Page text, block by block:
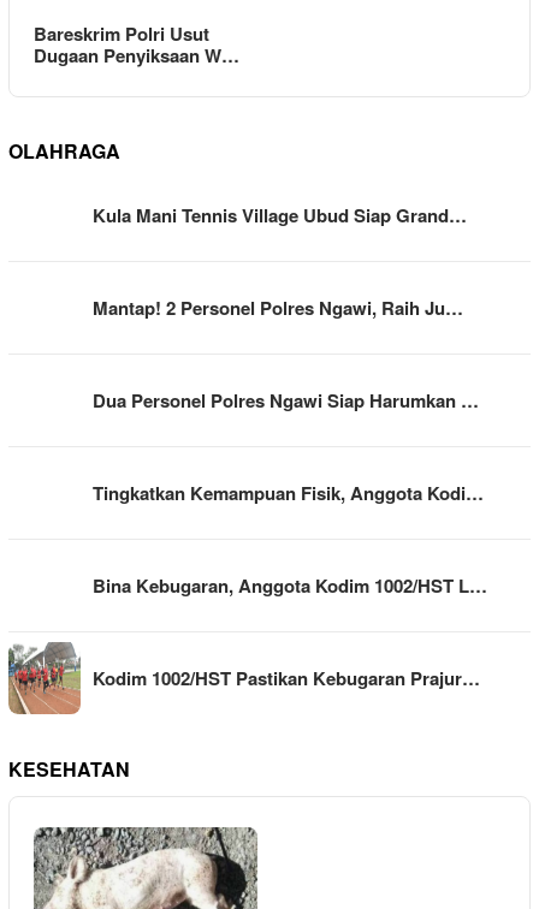
Bareskrim Polri Usut
Dugaan Penyiksaan W…
OLAHRAGA
Kula Mani Tennis Village Ubud Siap Grand…
Mantap! 2 Personel Polres Ngawi, Raih Ju…
Dua Personel Polres Ngawi Siap Harumkan …
Tingkatkan Kemampuan Fisik, Anggota Kodi…
Bina Kebugaran, Anggota Kodim 1002/HST L…
Kodim 1002/HST Pastikan Kebugaran Prajur…
KESEHATAN